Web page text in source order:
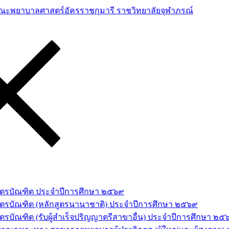
รบัณฑิต ประจำปีการศึกษา ๒๕๖๙
รบัณฑิต (หลักสูตรนานาชาติ) ประจำปีการศึกษา ๒๕๖๙
รบัณฑิต (รับผู้สำเร็จปริญญาตรีสาขาอื่น) ประจำปีการศึกษา ๒๕